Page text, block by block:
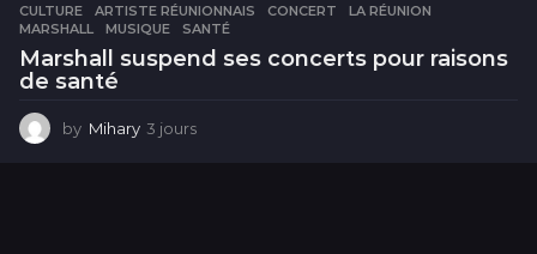
CULTURE ARTISTE RÉUNIONNAIS ,CONCERT ,LA RÉUNION
MARSHALL
,MUSIQUE ,SANTÉ
Marshall suspend ses concerts pour raisons
de santé
by Mihary 3 jours